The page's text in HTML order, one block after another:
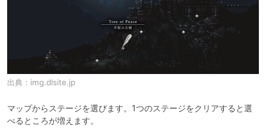
出典： img.dlsite.jp
マップからステージを選びます。1つのステージをクリアすると選
べるところが増えます。